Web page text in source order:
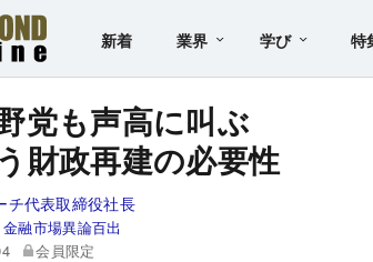
新着 業界 学び 特
党も声高に叫ぶ
財政再建の必要性
チ代表取締役社長
金融市場異論百出
会員限定